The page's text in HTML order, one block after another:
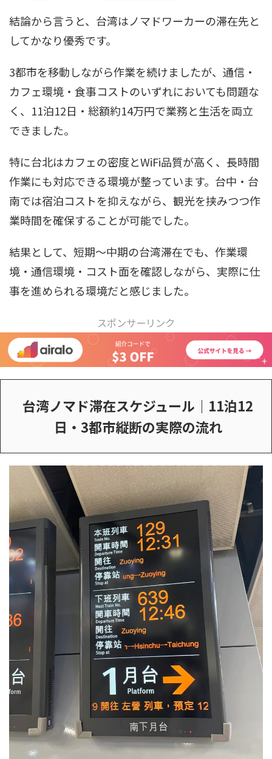
結論から言うと、台湾はノマドワーカーの滞在先と
してかなり優秀です。
3都市を移動しながら作業を続けましたが、通信・
カフェ環境・食事コストのいずれにおいても問題な
く、11泊12日・総額約14万円で業務と生活を両立
できました。
特に台北はカフェの密度とWiFi品質が高く、長時間
作業にも対応できる環境が整っています。台中・台
南では宿泊コストを抑えながら、観光を挟みつつ作
業時間を確保することが可能でした。
結果として、短期〜中期の台湾滞在でも、作業環
境・通信環境・コスト面を確認しながら、実際に仕
事を進められる環境だと感じました。
スポンサーリンク
台湾ノマド滞在スケジュール｜11泊12
日・3都市縦断の実際の流れ